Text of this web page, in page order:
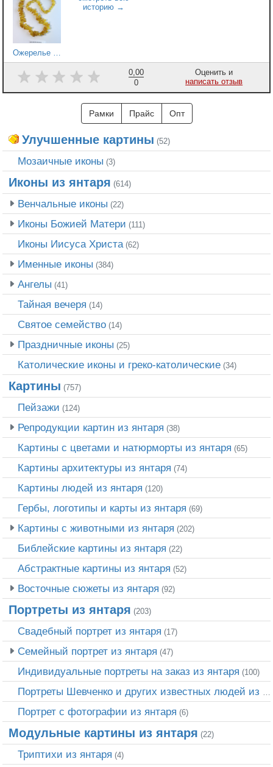
0,00
0
Оценить и
написать отзыв
Рамки Прайс Опт
Улучшенные картины (52)
Мозаичные иконы (3)
Иконы из янтаря (614)
Венчальные иконы (22)
Иконы Божией Матери (111)
Иконы Иисуса Христа (62)
Именные иконы (384)
Ангелы (41)
Тайная вечеря (14)
Святое семейство (14)
Праздничные иконы (25)
Католические иконы и греко-католические (34)
Картины (757)
Пейзажи (124)
Репродукции картин из янтаря (38)
Картины с цветами и натюрморты из янтаря (65)
Картины архитектуры из янтаря (74)
Картины людей из янтаря (120)
Гербы, логотипы и карты из янтаря (69)
Картины с животными из янтаря (202)
Библейские картины из янтаря (22)
Абстрактные картины из янтаря (52)
Восточные сюжеты из янтаря (92)
Портреты из янтаря (203)
Свадебный портрет из янтаря (17)
Семейный портрет из янтаря (47)
Индивидуальные портреты на заказ из янтаря (100)
Портрет c фотографии из янтаря (6)
Модульные картины из янтаря (22)
Триптихи из янтаря (4)